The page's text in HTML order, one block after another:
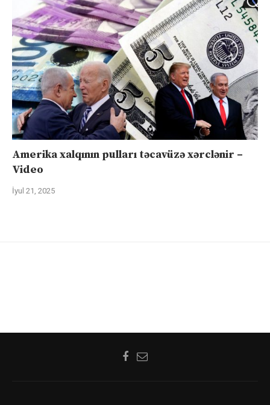
Amerika xalqının pulları təcavüzə xərclənir –
Video
İyul 21, 2025